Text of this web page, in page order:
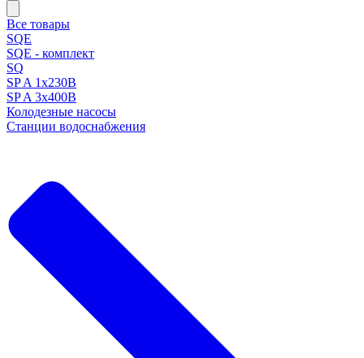
Все товары
SQE
SQE - комплект
SQ
SP A 1x230В
SP A 3x400В
Колодезные насосы
Станции водоснабжения